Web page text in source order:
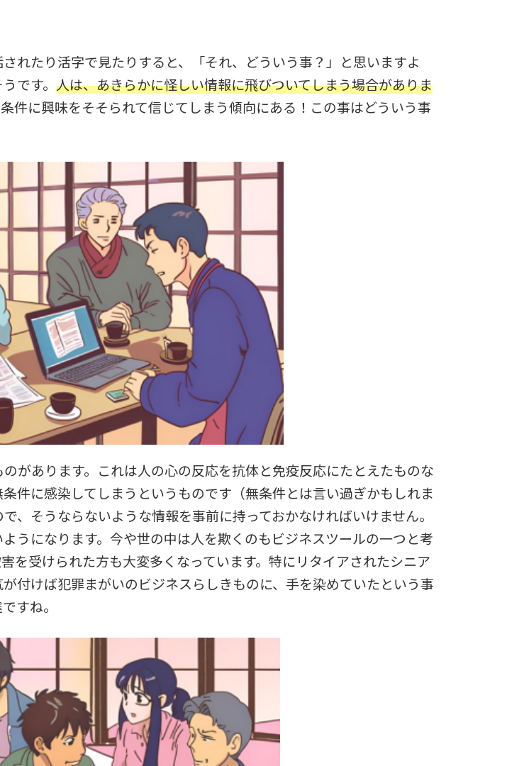
れたり活字で見たりすると、「それ、どういう事？」と思いますよ
です。 人は、あきらかに怪しい情報に飛びついてしまう場合がありま
件に興味をそそられて信じてしまう傾向にある！この事はどういう事
のがあります。これは人の心の反応を抗体と免疫反応にたとえたものな
件に感染してしまうというものです（無条件とは言い過ぎかもしれま
、そうならないような情報を事前に持っておかなければいけません。
うになります。今や世の中は人を欺くのもビジネスツールの一つと考
を受けられた方も大変多くなっています。特にリタイアされたシニア
付けば犯罪まがいのビジネスらしきものに、手を染めていたという事
すね。